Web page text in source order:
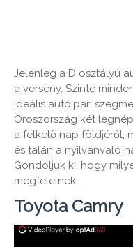
Jelenleg a D osztályú
a verseny. Szinte
ideális autóipari
Oroszország két
a felkelő nap földjéről,
és talán a nyilvánvaló
Gondoljuk ki, hogy
megfelelnek.
Toyota Camry